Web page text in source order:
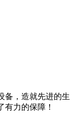
备，造就先进的生
有力的保障！